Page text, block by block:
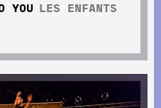
YOU LES ENFANTS